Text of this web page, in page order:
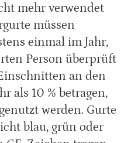
mehr verwendet
müssen
einmal im Jahr,
Person überprüft
an den
als 10 % betragen,
werden. Gurte
blau, grün oder